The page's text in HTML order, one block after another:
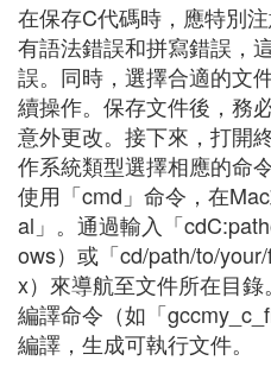
在保存C代碼時，應特別
有語法錯誤和拼寫錯誤，
誤。同時，選擇合適的文
續操作。保存文件後，務
意外更改。接下來，打開
作系統類型選擇相應的命
使用「cmd」命令，在
al」。通過輸入「
ows）或「cd/path/to/
x）來導航至文件所在目
編譯命令（如「
編譯，生成可執行文件。